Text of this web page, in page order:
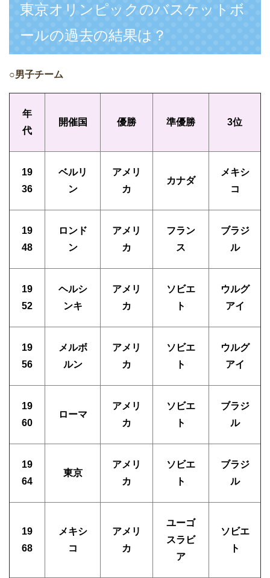
東京オリンピックのバスケットボ
ールの過去の結果は？
○男子チーム
年
代
開催国 優勝 準優勝 3位
19
36
ベルリ
ン
アメリ
カ
カナダ
メキシ
コ
19
48
ロンド
ン
アメリ
カ
フラン
ス
ブラジ
ル
19
52
ヘルシ
ンキ
アメリ
カ
ソビエ
ト
ウルグ
アイ
19
56
メルボ
ルン
アメリ
カ
ソビエ
ト
ウルグ
アイ
19
60
ローマ
アメリ
カ
ソビエ
ト
ブラジ
ル
19
64
東京
アメリ
カ
ソビエ
ト
ブラジ
ル
19
68
メキシ
コ
アメリ
カ
ユーゴ
スラビ
ア
ソビエ
ト